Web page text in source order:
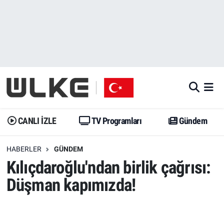
CANLI İZLE TV Programları Gündem
HABERLER GÜNDEM
Kılıçdaroğlu'ndan birlik çağrısı:
Düşman kapımızda!
Gündem
Dünya
Erişim Bilgileri
Ekonomi
Gündem
Trend
Erişim Bilgileri
Spor
İstanbul Namaz Vakitleri
Trafik Durumu
Erişim Bilgileri
Tüm Manşetler